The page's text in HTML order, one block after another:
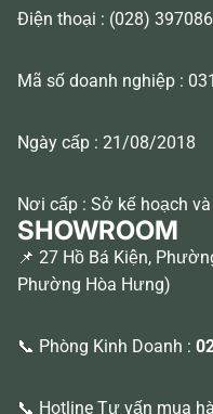
Điện thoại : (028)
Mã số doanh nghiệp :
Ngày cấp : 21/08/2018
Nơi cấp : Sở kế hoạch
SHOWROOM
📌 27 Hồ Bá Kiện,
Phường Hòa Hưng)
📞 Phòng Kinh Doanh :
📞 Hotline Tư vấn mua